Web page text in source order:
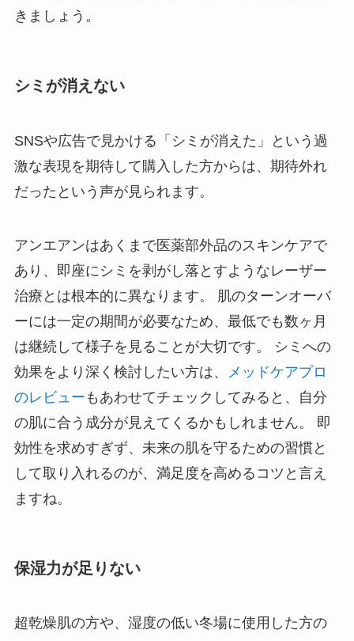
きましょう。
シミが消えない
SNSや広告で見かける「シミが消えた」という過
激な表現を期待して購入した方からは、期待外れ
だったという声が見られます。
アンエアンはあくまで医薬部外品のスキンケアで
あり、即座にシミを剥がし落とすようなレーザー
治療とは根本的に異なります。 肌のターンオーバ
ーには一定の期間が必要なため、最低でも数ヶ月
は継続して様子を見ることが大切です。 シミへの
効果をより深く検討したい方は、
メッドケアプロ
のレビュー もあわせてチェックしてみると、自分
の肌に合う成分が見えてくるかもしれません。 即
効性を求めすぎず、未来の肌を守るための習慣と
して取り入れるのが、満足度を高めるコツと言え
ますね。
保湿力が足りない
超乾燥肌の方や、湿度の低い冬場に使用した方の